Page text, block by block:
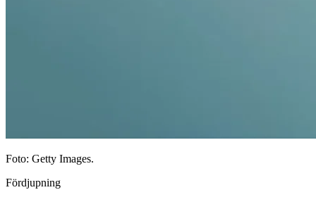
Foto: Getty Images.
Fördjupning